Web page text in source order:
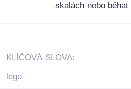
skalách nebo
KLÍČOVÁ SLOVA:
lego